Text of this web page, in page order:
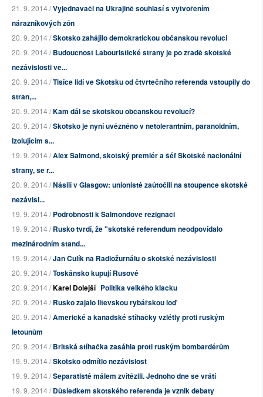
21. 9. 2014 /Vyjednavači na Ukrajině souhlasí s vytvořením
nárazníkových zón
20. 9. 2014 /Skotsko zahájilo demokratickou občanskou revoluci
20. 9. 2014 /Budoucnost Labouristické strany je po zradě skotské
nezávislosti ve...
20. 9. 2014 /Tisíce lidí ve Skotsku od čtvrtečního referenda vstoupily do
stran,...
20. 9. 2014 /Kam dál se skotskou občanskou revolucí?
20. 9. 2014 /Skotsko je nyní uvězněno v netolerantním, paranoidním,
izolujícím s...
19. 9. 2014 /Alex Salmond, skotský premiér a šéf Skotské nacionální
strany, se r...
20. 9. 2014 /Násilí v Glasgow: unionisté zaútočili na stoupence skotské
nezávisl...
19. 9. 2014 /Podrobnosti k Salmondově rezignaci
19. 9. 2014 /Rusko tvrdí, že "skotské referendum neodpovídalo
mezinárodním stand...
19. 9. 2014 /Jan Čulík na Radiožurnálu o skotské nezávislosti
20. 9. 2014 /Toskánsko kupují Rusové
20. 9. 2014 /Karel Dolejší Politika velkého klacku
20. 9. 2014 /Rusko zajalo litevskou rybářskou loď
20. 9. 2014 /Americké a kanadské stíhačky vzlétly proti ruským
letounům
20. 9. 2014 /Britská stíhačka zasáhla proti ruským bombardérům
19. 9. 2014 /Skotsko odmítlo nezávislost
19. 9. 2014 /Separatisté málem zvítězili. Jednoho dne se vrátí
19. 9. 2014 /Důsledkem skotského referenda je vznik debaty